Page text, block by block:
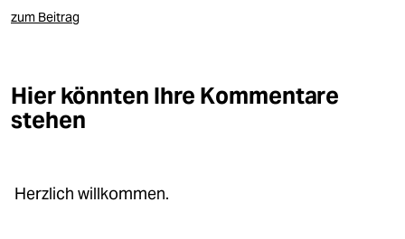
zum Beitrag
Hier könnten Ihre Kommentare
stehen
Herzlich willkommen.